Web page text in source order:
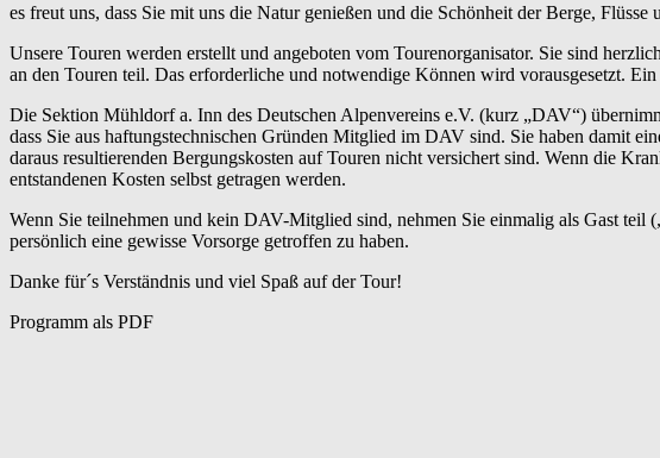
es freut uns, dass Sie mit uns die Natur genießen und die Schönheit der Berge,
Unsere Touren werden erstellt und angeboten vom Tourenorganisator. Sie sind
an den Touren teil. Das erforderliche und notwendige Können wird vorausgesetzt.
Die Sektion Mühldorf a. Inn des Deutschen Alpenvereins e.V. (kurz „DAV“)
dass Sie aus haftungstechnischen Gründen Mitglied im DAV sind. Sie haben damit
daraus resultierenden Bergungskosten auf Touren nicht versichert sind. Wenn die
entstandenen Kosten selbst getragen werden.
Wenn Sie teilnehmen und kein DAV-Mitglied sind, nehmen Sie einmalig als Gast
persönlich eine gewisse Vorsorge getroffen zu haben.
Danke für´s Verständnis und viel Spaß auf der Tour!
Programm als PDF